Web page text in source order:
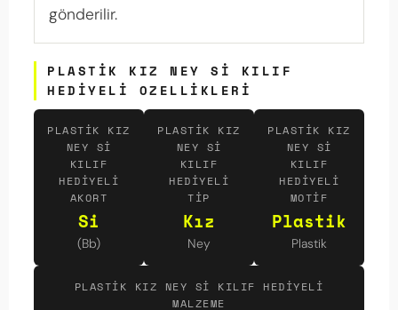
gönderilir.
PLASTIK KIZ NEY SI KILIF
HEDIYELI OZELLIKLERI
PLASTIK KIZ
NEY SI
KILIF
HEDIYELI
AKORT
Si
(Bb)
PLASTIK KIZ
NEY SI
KILIF
HEDIYELI
TIP
Kız
Ney
PLASTIK KIZ
NEY SI
KILIF
HEDIYELI
MOTIF
Plastik
Plastik
PLASTIK KIZ NEY SI KILIF HEDIYELI
MALZEME